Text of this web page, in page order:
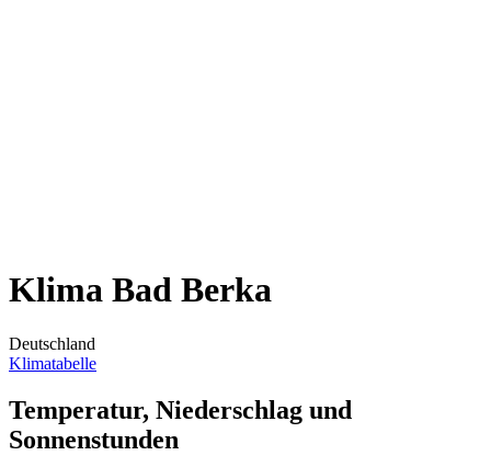
Klima Bad Berka
Deutschland
Klimatabelle
Temperatur, Niederschlag und
Sonnenstunden